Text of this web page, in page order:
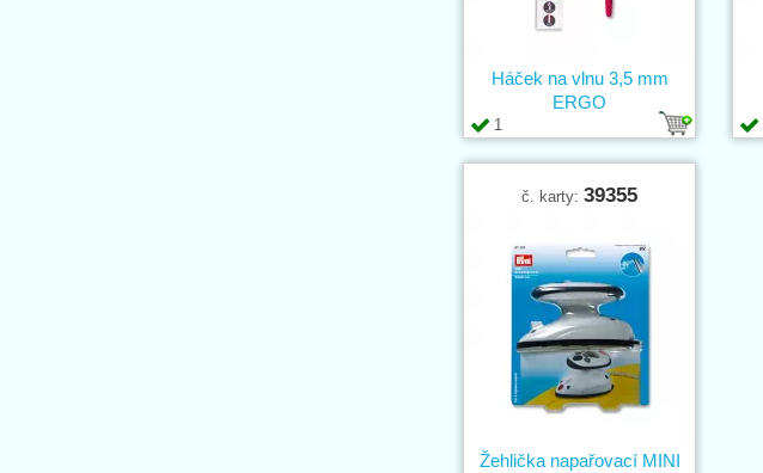
1
Háček na vlnu 3,5 mm
ERGO
č. karty: 39355
Žehlička napařovací MINI